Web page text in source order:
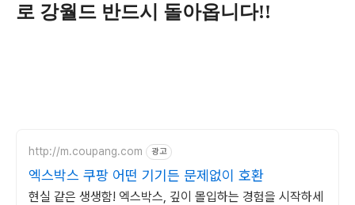
로 강월드 반드시 돌아옵니다!!
http://m.coupang.com 광고
엑스박스 쿠팡 어떤 기기든 문제없이 호환
현실 같은 생생함! 엑스박스, 깊이 몰입하는 경험을 시작하세